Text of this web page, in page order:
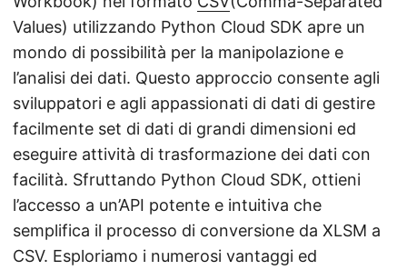
Values) utilizzando Python Cloud SDK apre un
mondo di possibilità per la manipolazione e
l’analisi dei dati. Questo approccio consente agli
sviluppatori e agli appassionati di dati di gestire
facilmente set di dati di grandi dimensioni ed
eseguire attività di trasformazione dei dati con
facilità. Sfruttando Python Cloud SDK, ottieni
l’accesso a un’API potente e intuitiva che
semplifica il processo di conversione da XLSM a
CSV. Esploriamo i numerosi vantaggi ed